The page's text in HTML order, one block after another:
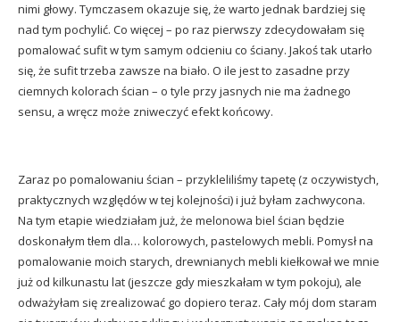
nimi głowy. Tymczasem okazuje się, że warto jednak bardziej się
nad tym pochylić. Co więcej – po raz pierwszy zdecydowałam się
pomalować sufit w tym samym odcieniu co ściany. Jakoś tak utarło
się, że sufit trzeba zawsze na biało. O ile jest to zasadne przy
ciemnych kolorach ścian – o tyle przy jasnych nie ma żadnego
sensu, a wręcz może zniweczyć efekt końcowy.
Zaraz po pomalowaniu ścian – przykleliliśmy tapetę (z oczywistych,
praktycznych względów w tej kolejności) i już byłam zachwycona.
Na tym etapie wiedziałam już, że melonowa biel ścian będzie
doskonałym tłem dla… kolorowych, pastelowych mebli. Pomysł na
pomalowanie moich starych, drewnianych mebli kiełkował we mnie
już od kilkunastu lat (jeszcze gdy mieszkałam w tym pokoju), ale
odważyłam się zrealizować go dopiero teraz. Cały mój dom staram